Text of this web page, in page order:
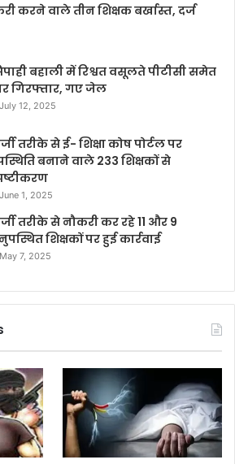
करने वाले तीन शिक्षक बर्खास्त, दर्ज
बहाली में रिश्वत वसूलते पीटीसी समेत
गिरफ्तार, गए जेल
July 12, 2025
तरीके से ई- शिक्षा कोष पोर्टल पर
बनाने वाले 233 शिक्षकों से
June 1, 2025
तरीके से नौकरी कर रहे 11 और 9
शिक्षकों पर हुई कार्रवाई
May 7, 2025